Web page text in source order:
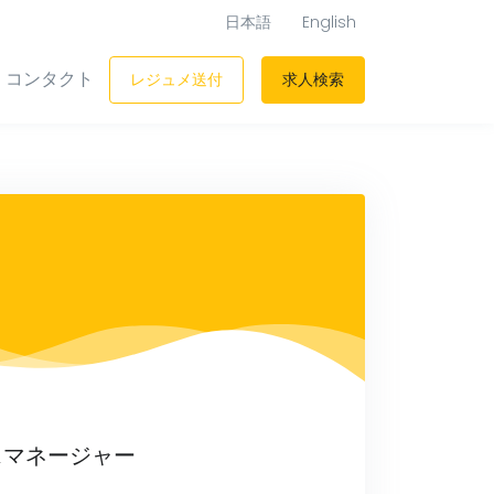
日本語 English
コンタクト レジュメ送付 求人検索
ネージャー